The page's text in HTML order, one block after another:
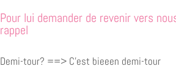
Pour lui demander de revenir vers
rappel
Demi-tour? ==> C’est bieeen demi-tour